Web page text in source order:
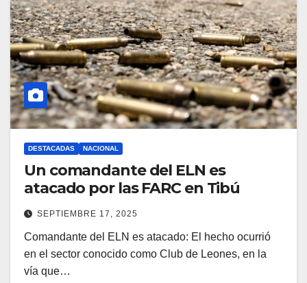
DESTACADAS NACIONAL
Un comandante del ELN es
atacado por las FARC en Tibú
SEPTIEMBRE 17, 2025
Comandante del ELN es atacado: El hecho ocurrió
en el sector conocido como Club de Leones, en la
vía que…